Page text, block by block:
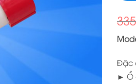
Đặc
► Ổ